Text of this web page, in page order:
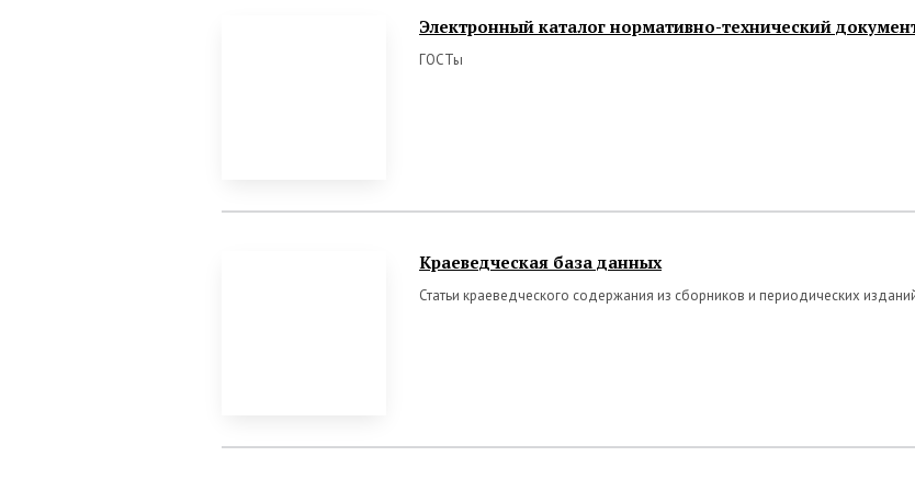
Электронный каталог нормативно-технический
ГОСТы
Краеведческая база данных
Статьи краеведческого содержания из сборников и периодических